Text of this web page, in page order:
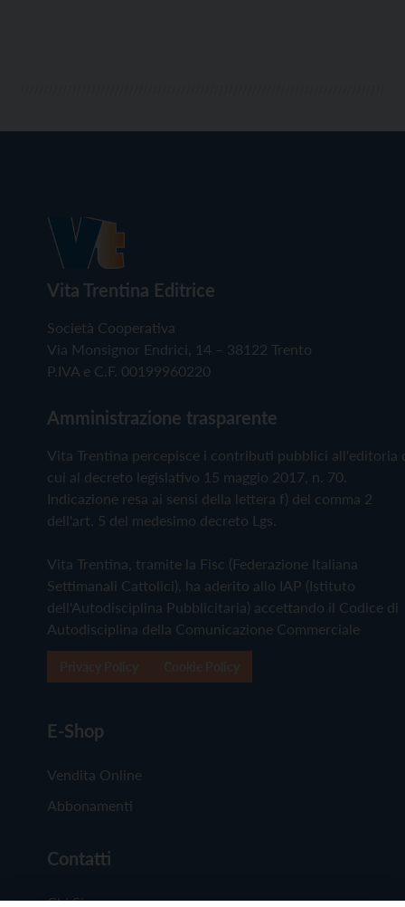
Vita Trentina Editrice
Società Cooperativa
Via Monsignor Endrici, 14 – 38122 Trento
P.IVA e C.F. 00199960220
Amministrazione trasparente
Vita Trentina percepisce i contributi pubblici all'editoria
cui al decreto legislativo 15 maggio 2017, n. 70.
Indicazione resa ai sensi della lettera f) del comma 2
dell'art. 5 del medesimo decreto Lgs.
Vita Trentina, tramite la Fisc (Federazione Italiana
Settimanali Cattolici), ha aderito allo IAP (Istituto
dell'Autodisciplina Pubblicitaria) accettando il Codice di
Autodisciplina della Comunicazione Commerciale
E-Shop
Vendita Online
Abbonamenti
Contatti
Chi Siamo